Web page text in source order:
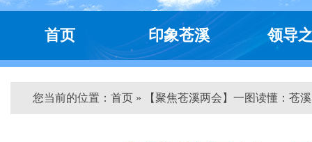
首页 印象苍溪 领导
您当前的位置： 首页 » 【聚焦苍溪两会】一图读懂：苍